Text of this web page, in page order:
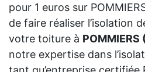
pour 1 euros sur
de faire réaliser l’isolation
votre toiture à
notre expertise dans